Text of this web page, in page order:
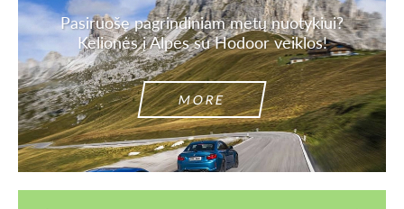
Pasiruošę pagrindiniam metų nuotykiui?
Kelionės į Alpes su Hodoor veiklos!
MORE